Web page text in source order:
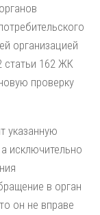
организацией
статьи 162 ЖК
проверку
указанную
исключительно
в орган
он не вправе